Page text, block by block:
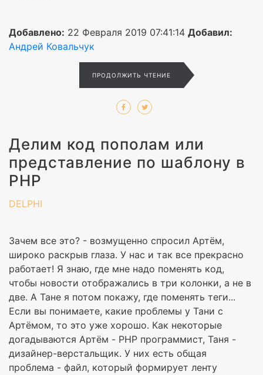
Добавлено: 22 Февраля 2019 07:41:14 Добавил:
Андрей Ковальчук
ПРОДОЛЖИТЬ ЧТЕНИЕ
Делим код пополам или
представление по шаблону в
PHP
DELPHI
Зачем все это? - возмущенно спросил Артём,
широко раскрыв глаза. У нас и так все прекрасно
работает! Я знаю, где мне надо поменять код,
чтобы новости отображались в три колонки, а не в
две. А Тане я потом покажу, где поменять теги...
Если вы понимаете, какие проблемы у Тани с
Артёмом, то это уже хорошо. Как некоторые
догадываются Артём - PHP программист, Таня -
дизайнер-верстальщик. У них есть общая
проблема - файл, который формирует ленту